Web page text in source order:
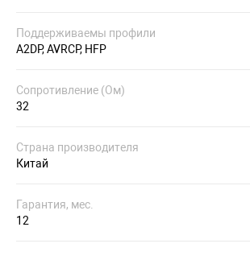
Поддерживаемы профили
A2DP, AVRCP, HFP
Сопротивление (Ом)
32
Страна производителя
Китай
Гарантия, мес.
12